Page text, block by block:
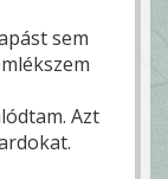
sem
Azt